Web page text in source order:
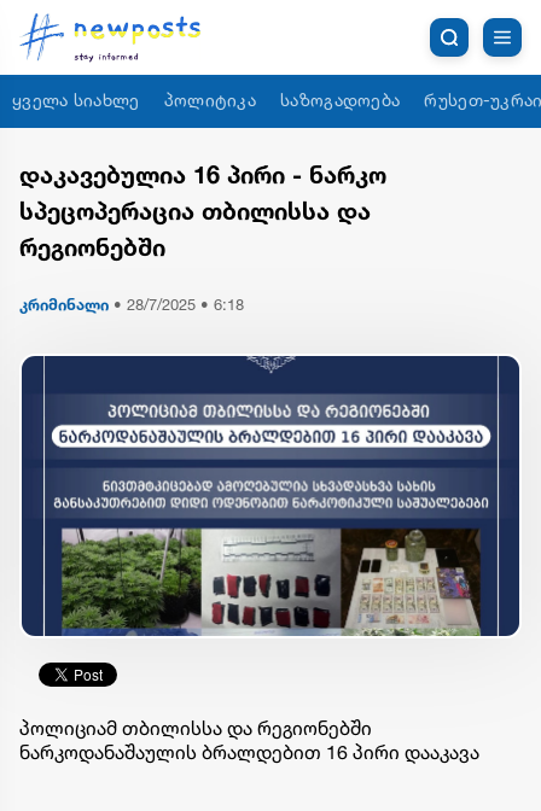
ყველა სიახლე პოლიტიკა საზოგადოება რუსეთ-
დაკავებულია 16 პირი - ნარკო
სპეცოპერაცია თბილისსა და
რეგიონებში
კრიმინალი • 28/7/2025 • 6:18
პოლიციამ თბილისსა და რეგიონებში
ნარკოდანაშაულის ბრალდებით 16 პირი დააკავა